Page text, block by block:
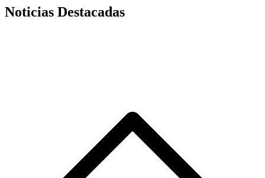
Noticias Destacadas